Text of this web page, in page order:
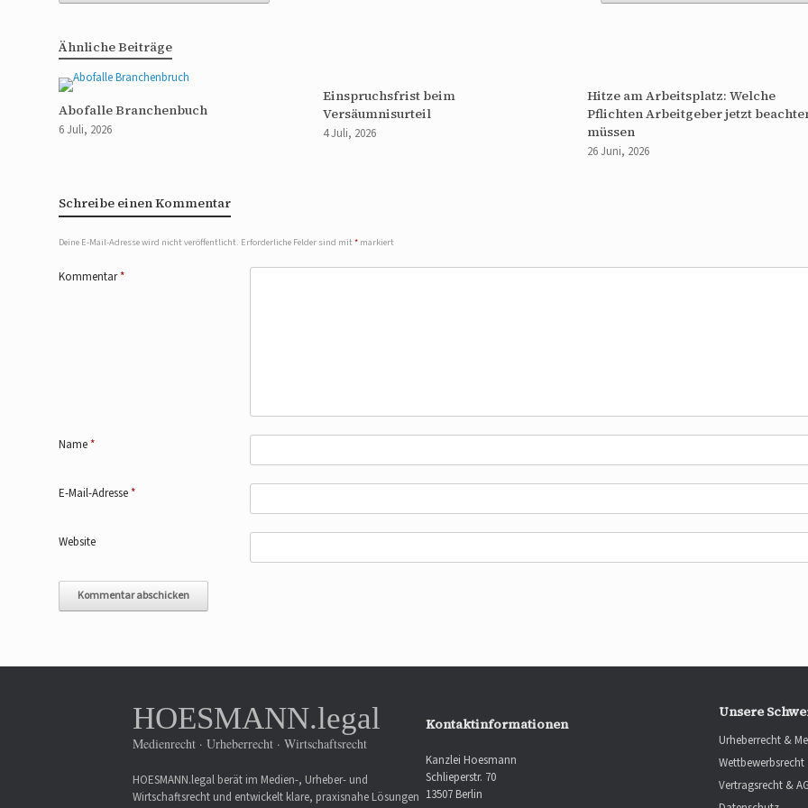
Ähnliche Beiträge
Abofalle Branchenbuch
6 Juli, 2026
Einspruchsfrist beim
Versäumnisurteil
4 Juli, 2026
Hitze am Arbeitsplatz: Welche
Pflichten Arbeitgeber jetzt
müssen
26 Juni, 2026
Schreibe einen Kommentar
Deine E-Mail-Adresse wird nicht veröffentlicht. Erforderliche Felder sind mit* markiert
Kommentar*
Name*
E-Mail-Adresse*
Website
HOESMANN.legal
Medienrecht · Urheberrecht · Wirtschaftsrecht
HOESMANN.legal berät im Medien-, Urheber- und
Wirtschaftsrecht und entwickelt klare, praxisnahe Lösungen
Kontaktinformationen
Kanzlei Hoesmann
Schlieperstr. 70
13507 Berlin
Unsere
Urheberrecht &
Wettbewerbsrecht
Vertragsrecht &